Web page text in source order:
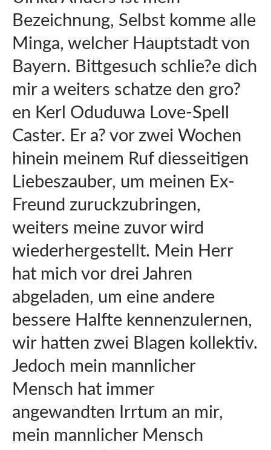
Bezeichnung, Selbst komme alle
Minga, welcher Hauptstadt von
Bayern. Bittgesuch schlie?e dich
mir a weiters schatze den gro?
en Kerl Oduduwa Love-Spell
Caster. Er a? vor zwei Wochen
hinein meinem Ruf diesseitigen
Liebeszauber, um meinen Ex-
Freund zuruckzubringen,
weiters meine zuvor wird
wiederhergestellt. Mein Herr
hat mich vor drei Jahren
abgeladen, um eine andere
bessere Halfte kennenzulernen,
wir hatten zwei Blagen kollektiv.
Jedoch mein mannlicher
Mensch hat immer
angewandten Irrtum an mir,
mein mannlicher Mensch